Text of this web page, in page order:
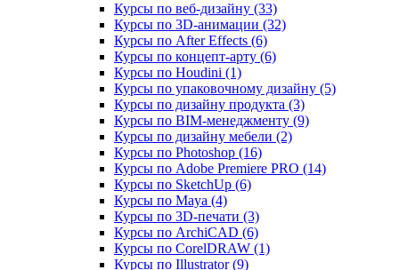
Курсы по веб‑дизайну (33)
Курсы по 3D‑анимации (32)
Курсы по After Effects (6)
Курсы по концепт‑арту (6)
Курсы по Houdini (1)
Курсы по упаковочному дизайну (5)
Курсы по дизайну продукта (3)
Курсы по BIM‑менеджменту (9)
Курсы по дизайну мебели (2)
Курсы по Photoshop (16)
Курсы по Adobe Premiere PRO (14)
Курсы по SketchUp (6)
Курсы по Maya (4)
Курсы по 3D-печати (3)
Курсы по ArchiCAD (6)
Курсы по CorelDRAW (1)
Курсы по Illustrator (9)